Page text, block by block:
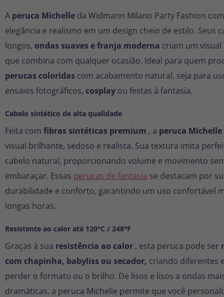
A peruca Michelle da Widmann Milano Party Fashion
elegância e realismo em um design cheio de estilo. Seus
longos, ondas suaves e franja moderna criam um
que combina com qualquer ocasião. Ideal para quem
perucas coloridas com acabamento natural, seja para
ensaios fotográficos, cosplay ou festas à fantasia.
Cabelo sintético de alta qualidade
Feita com fibras sintéticas premium , a peruca Michelle
visual brilhante, sedoso e realista. Sua textura imita
cabelo natural, proporcionando volume e movimento
embaraçar. Essas perucas de fantasia se destacam por
durabilidade e conforto, garantindo um uso confortável
longas horas.
Resistente ao calor até 120°C / 248°F
Graças à sua resistência ao calor , esta peruca pode ser
com chapinha, babyliss ou secador, criando diferentes
perder o formato ou o brilho. De lisos e lisos a ondas
dramáticas, a peruca Michelle permite que você